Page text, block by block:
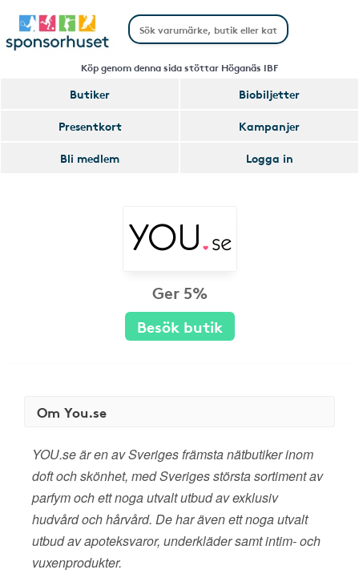
Köp genom denna sida stöttar Höganäs IBF
Butiker
Biobiljetter
Presentkort
Kampanjer
Bli medlem
Logga in
Ger 5%
Besök butik
Om You.se
YOU.se är en av Sveriges främsta nätbutiker inom
doft och skönhet, med Sveriges största sortiment av
parfym och ett noga utvalt utbud av exklusiv
hudvård och hårvård. De har även ett noga utvalt
utbud av apoteksvaror, underkläder samt intim- och
vuxenprodukter.